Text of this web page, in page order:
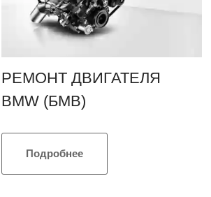
РЕМОНТ ДВИГАТЕЛЯ
BMW (БМВ)
Подробнее